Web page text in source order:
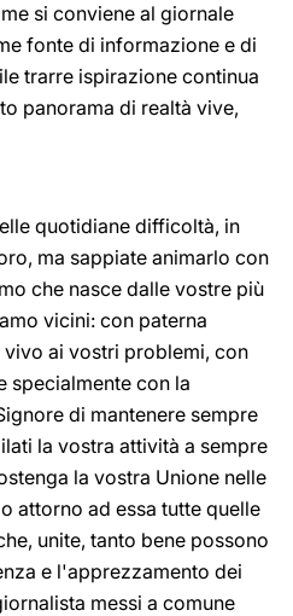
si conviene al giornale
fonte di informazione e di
trarre ispirazione continua
panorama di realtà vive,
quotidiane difficoltà, in
ma sappiate animarlo con
che nasce dalle vostre più
vicini: con paterna
ai vostri problemi, con
specialmente con la
di mantenere sempre
la vostra attività a sempre
la vostra Unione nelle
attorno ad essa tutte quelle
unite, tanto bene possono
e l'apprezzamento dei
messi a comune